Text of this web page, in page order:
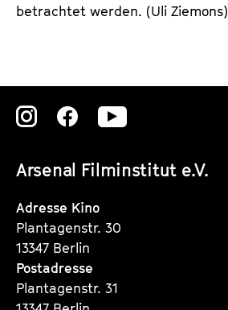
betrachtet werden. (Uli Ziemons)
Arsenal Filminstitut e.V.
Zu
Instagram
Seite
Zu
Instagram
Seite
Zu
Instagram
Adresse Kino
Plantagenstr. 30
13347 Berlin
Postadresse
Plantagenstr. 31